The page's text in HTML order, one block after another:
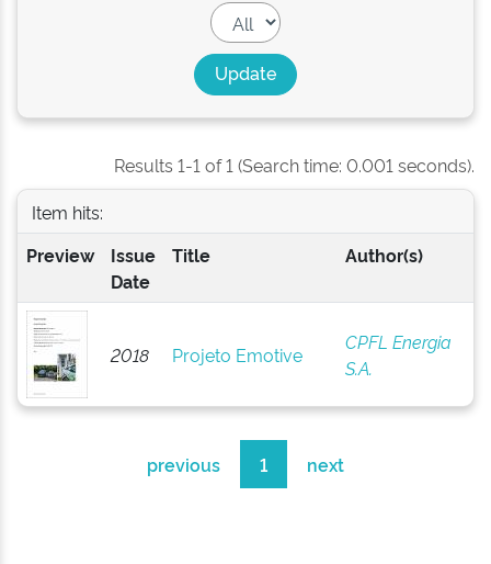
Results 1-1 of 1 (Search time: 0.001 seconds).
Item hits:
Preview
Issue
Date
Title Author(s)
2018 Projeto Emotive
CPFL Energia
S.A.
previous 1 next